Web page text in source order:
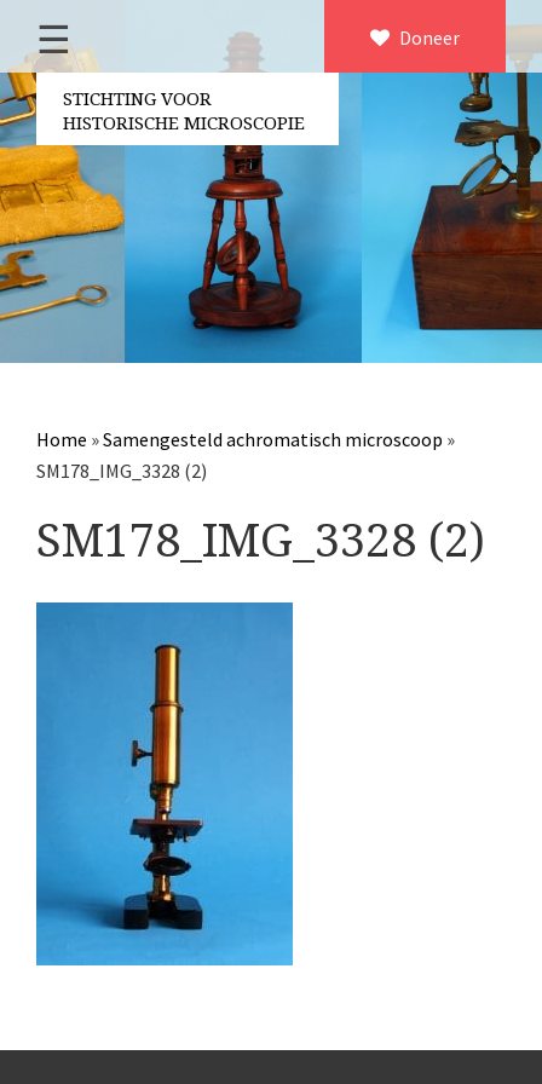
×
Home
Over ons
Contact
Bestuur
Vrijwilligers
Partners
Jaarverslagen
Microscopen
Overige optische instrumenten
Elektrische meetapparatuur
Boeken
Divers
Culpeper (ca. 1735)
Cuff (ca. 1745)
volgens Culpeper (1750-1780)
‘Jones’ most improved type’ (1800-1830)
Long, Gould type (1821-1850)
Nachet, ‘grand modèle’ (1856-1862)
Doneer
☰
STICHTING VOOR
HISTORISCHE MICROSCOPIE
Home »Samengesteld achromatisch microscoop »
SM178_IMG_3328 (2)
SM178_IMG_3328 (2)